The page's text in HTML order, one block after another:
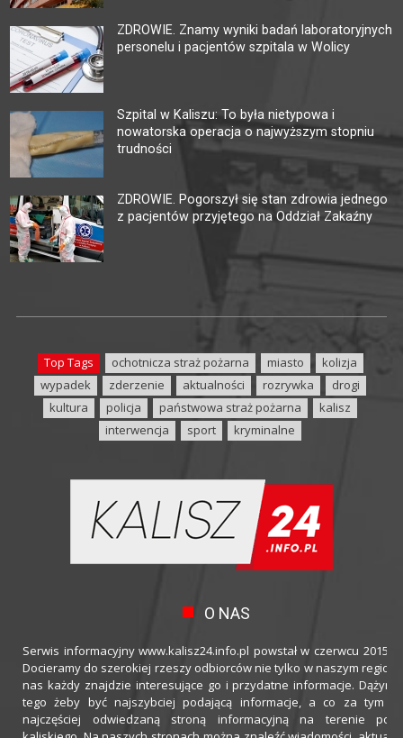
ZDROWIE. Znamy wyniki badań laboratoryjnych
personelu i pacjentów szpitala w Wolicy
Szpital w Kaliszu: To była nietypowa i
nowatorska operacja o najwyższym stopniu
trudności
ZDROWIE. Pogorszył się stan zdrowia jednego
z pacjentów przyjętego na Oddział Zakaźny
Top Tags ochotnicza straż pożarna miasto
kolizja
wypadek
zderzenie aktualności rozrywka
drogi
kultura
policja państwowa straż pożarna
kalisz
interwencja
sport kryminalne
O NAS
Serwis informacyjny www.kalisz24.info.pl powstał w czerwcu 2015
Docieramy do szerokiej rzeszy odbiorców nie tylko w naszym
nas każdy znajdzie interesujące go i przydatne informacje.
tego żeby być najszybciej podającą informacje, a co za tym
najczęściej odwiedzaną stroną informacyjną na terenie